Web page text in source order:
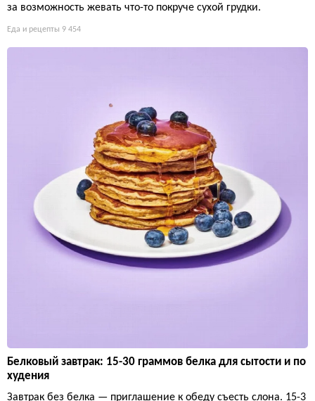
за возможность жевать что-то покруче сухой грудки.
Еда и рецепты 9 454
Белковый завтрак: 15-30 граммов белка для сытости и по
худения
Завтрак без белка — приглашение к обеду съесть слона. 15-3